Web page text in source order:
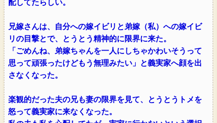
配してたらしい。
兄嫁さんは、自分への嫁イビリと弟嫁（私）への嫁イビ
リの目撃とで、とうとう精神的に限界に来た。
「ごめんね、弟嫁ちゃんを一人にしちゃかわいそうって
思って頑張ったけどもう無理みたい」と義実家へ顔を出
さなくなった。
楽観的だった夫の兄も妻の限界を見て、とうとうトメを
怒って義実家に来なくなった。